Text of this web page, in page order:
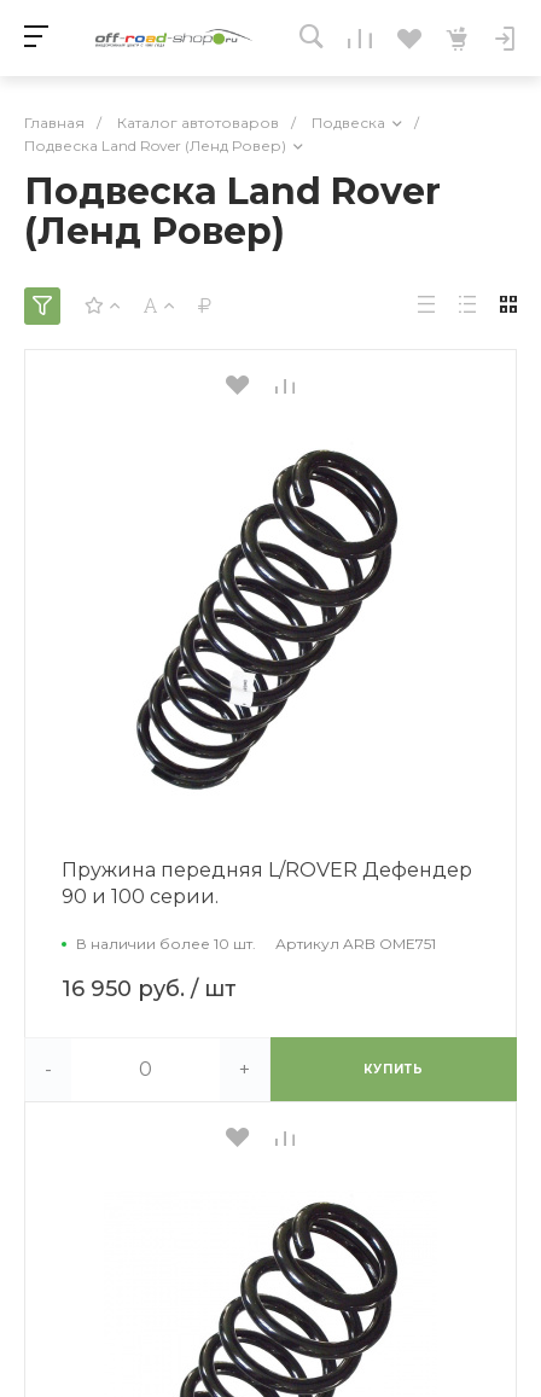
Главная / Каталог автотоваров / Подвеска
/
Подвеска Land Rover (Ленд Ровер)
Подвеска Land Rover
(Ленд Ровер)
Пружина передняя L/ROVER Дефендер
90 и 100 серии.
В наличии более 10 шт. Артикул ARB OME751
16 950 руб. / шт
- + КУПИТЬ